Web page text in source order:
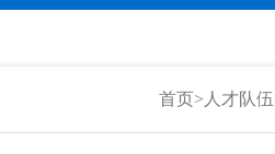
首页> 人才队伍